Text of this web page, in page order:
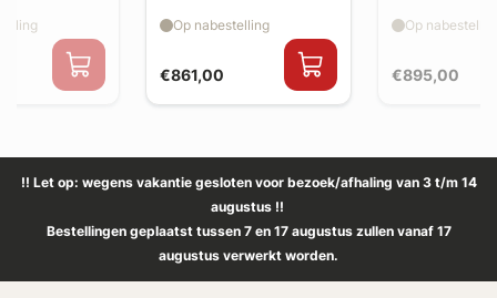
€861,00
Op nabestelling
€895,00
Op
!! Let op: wegens vakantie gesloten voor bezoek/afhaling van 3 t/m 14
augustus !!
Bestellingen geplaatst tussen 7 en 17 augustus zullen vanaf 17
augustus verwerkt worden.